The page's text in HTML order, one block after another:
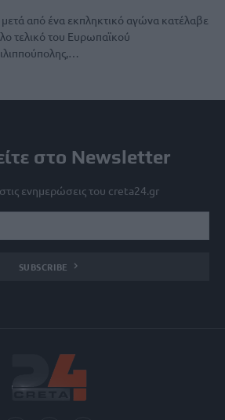
από ένα εκπληκτικό αγώνα κατέλαβε
τελικό του Ευρωπαϊκού
στο Newsletter
ενημερώσεις του creta24.gr
SUBSCRIBE